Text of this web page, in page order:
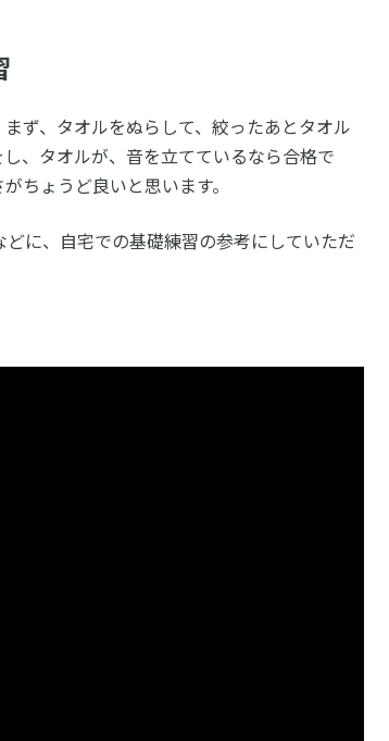
ず、タオルをぬらして、絞ったあとタオル
、タオルが、音を立てているなら合格で
ちょうど良いと思います。
に、自宅での基礎練習の参考にしていただ